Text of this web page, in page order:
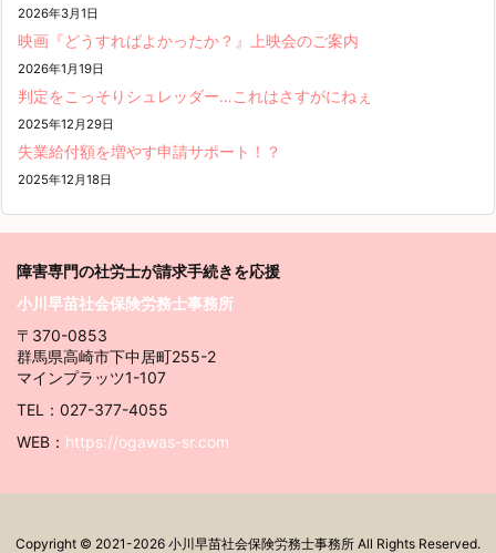
2026年3月1日
映画『どうすればよかったか？』上映会のご案内
2026年1月19日
判定をこっそりシュレッダー…これはさすがにねぇ
2025年12月29日
失業給付額を増やす申請サポート！？
2025年12月18日
障害専門の社労士が請求手続きを応援
小川早苗社会保険労務士事務所
〒370-0853
群馬県高崎市下中居町255-2
マインプラッツ1-107
TEL：027-377-4055
WEB： https://ogawas-sr.com
Copyright © 2021-2026 小川早苗社会保険労務士事務所 All Rights Reserved.